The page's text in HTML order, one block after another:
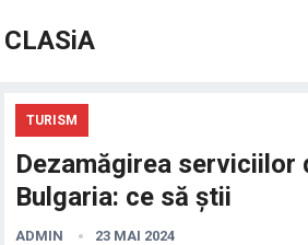
CLASiA
TURISM
Dezamăgirea serviciilor
Bulgaria: ce să știi
ADMIN 23 MAI 2024